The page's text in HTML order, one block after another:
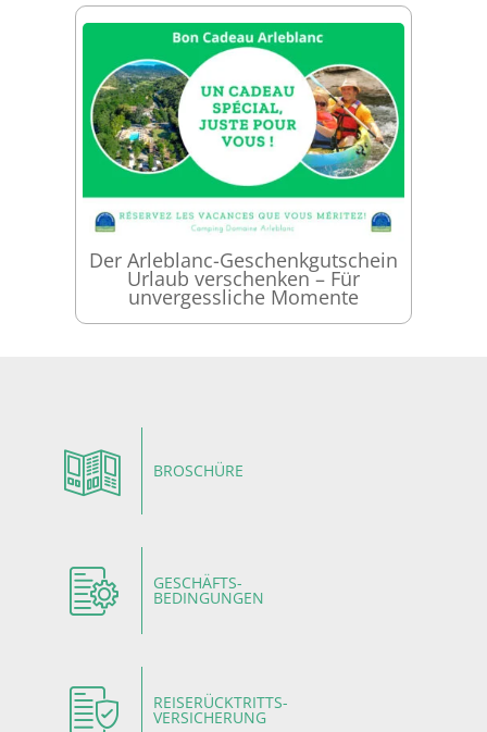
Der Arleblanc-Geschenkgutschein
Urlaub verschenken – Für
unvergessliche Momente
BROSCHÜRE
GESCHÄFTS-
BEDINGUNGEN
REISERÜCKTRITTS-
VERSICHERUNG